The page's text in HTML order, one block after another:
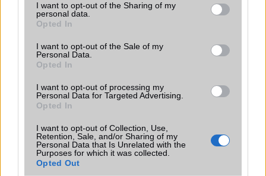
not limited to your visit or usage behaviour. You may click to
grant or deny consent to Google and its third-party tags to
use your data for below specified purposes in below Google
consent section.
I want to opt-out of the Sharing of my
personal data.
Opted In
I want to opt-out of the Sale of my
Personal Data.
Opted In
I want to opt-out of processing my
Personal Data for Targeted Advertising.
Opted In
I want to opt-out of Collection, Use,
Retention, Sale, and/or Sharing of my
Personal Data that Is Unrelated with the
Purposes for which it was collected.
Opted Out
Ez tényleg vízálló: Sony Xperia ZR
2013.05.13
A japán gyártó hivatalosan is bemutatta a hetek óta
Sony Xperia ZR: 4.6 col, 720p, vízálló
2013.04.26| Xperia Blog
A friss pletykák szerint a japán gyártó hamarosan